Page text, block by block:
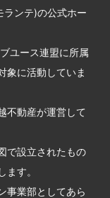
ンテ)の公式ホー
ユース連盟に所属
象に活動していま
不動産が運営して
で設立されたもの
す。
事業部としてあら